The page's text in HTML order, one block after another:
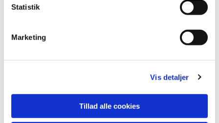
Statistik
Marketing
Vis detaljer
Tillad alle cookies